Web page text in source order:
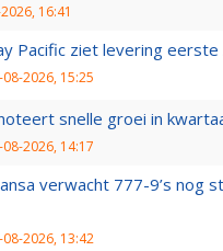
16:41
Pacific ziet levering
08-2026, 15:25
snelle groei in
08-2026, 14:17
verwacht 777-9’s nog
08-2026, 13:42